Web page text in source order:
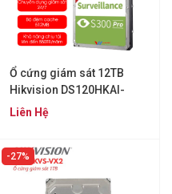
Ổ cứng giám sát 12TB
Hikvision DS120HKAI-
VX1
Liên Hệ
27%